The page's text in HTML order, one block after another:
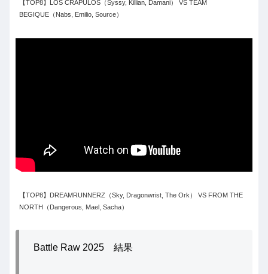
【TOP8】LOS CRAPULOS（Syssy, Killian, Damani） VS TEAM
BEGIQUE（Nabs, Emilio, Source）
【TOP8】DREAMRUNNERZ（Sky, Dragonwrist, The Ork） VS FROM THE
NORTH（Dangerous, Mael, Sacha）
Battle Raw 2025 結果